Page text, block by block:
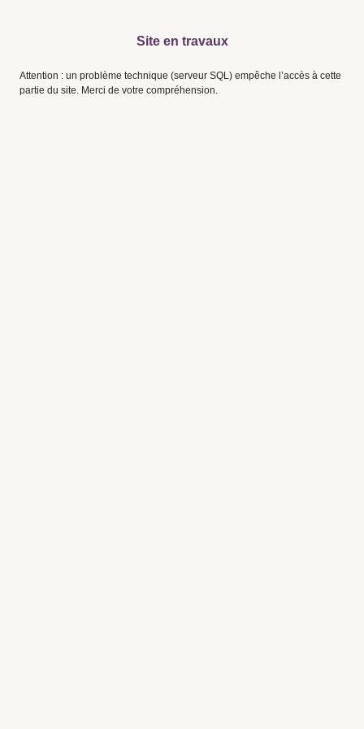
Site en travaux
Attention : un problème technique (serveur SQL) empêche l’accès à cette
partie du site. Merci de votre compréhension.